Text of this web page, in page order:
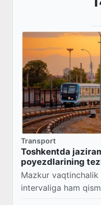
Transport
Toshkentda
poyezdlarining
Mazkur
intervaliga ham